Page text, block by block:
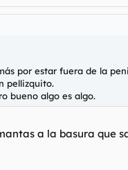
por estar fuera de la
pellizquito.
bueno algo es algo.
a la basura que